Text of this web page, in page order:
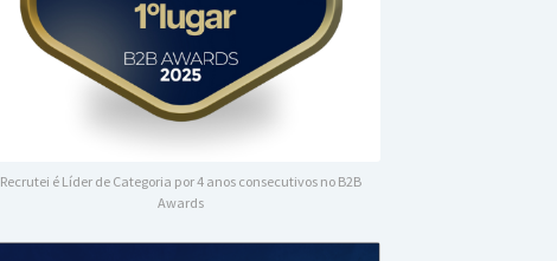
Recrutei é Líder de Categoria por 4 anos consecutivos no B2B
Awards